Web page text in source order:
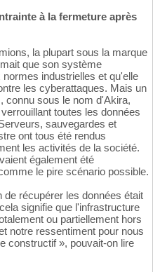
à la fermeture après
la plupart sous la marque
que son système
industrielles et qu'elle
les cyberattaques. Mais un
connu sous le nom d'Akira,
toutes les données
sauvegardes et
ont tous été rendus
les activités de la société.
également été
le pire scénario possible.
récupérer les données était
signifie que l'infrastructure
ou partiellement hors
notre ressentiment pour nous
constructif », pouvait-on lire